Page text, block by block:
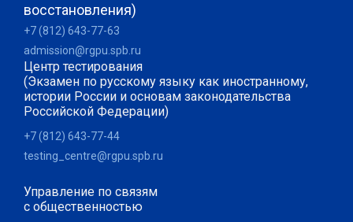
восстановления)
+7 (812) 643-77-63
admission@rgpu.spb.ru
Центр тестирования
(Экзамен по русскому языку как иностранному,
истории России и основам законодательства
Российской Федерации)
+7 (812) 643-77-44
testing_centre@rgpu.spb.ru
Управление по связям
с общественностью